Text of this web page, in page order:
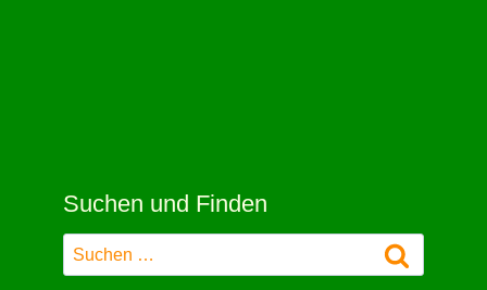
Suchen und Finden
Suchen
nach: